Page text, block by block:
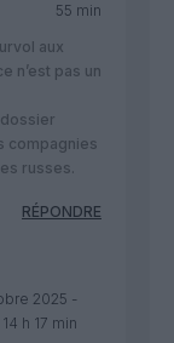
55 min
aux
n’est pas un
compagnies
russes.
RÉPONDRE
2025 -
14 h 17 min